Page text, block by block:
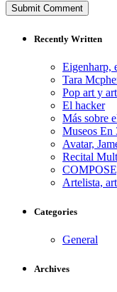
Recently Written
Eigenharp,
Tara
Pop art y
El hacker
Más sobre
Museos En
Avatar,
Recital
Artelista,
Categories
General
Archives